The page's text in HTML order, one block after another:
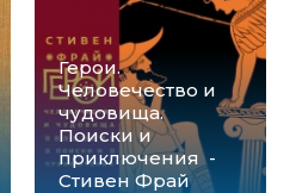
Герои.
Человечество и
чудовища.
Поиски и
приключения -
Стивен Фрай